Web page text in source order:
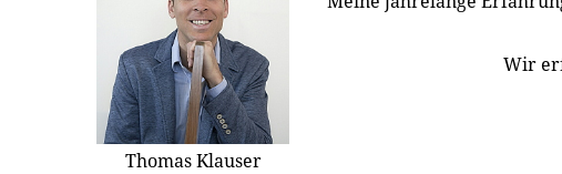
Thomas Klauser
Wir